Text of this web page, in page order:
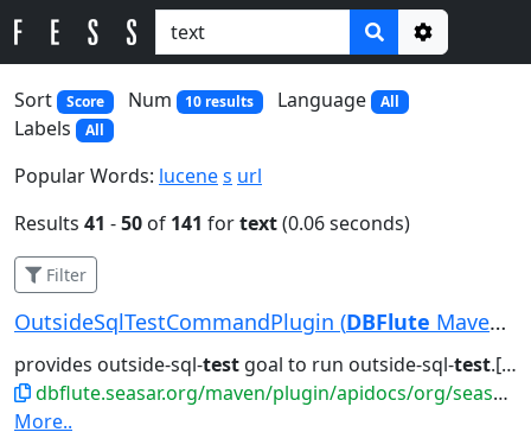
Options
Sort
Score Num 10 results Language All
Labels All
Popular Words: lucenes url
Results 41 -50 of 141 fortext(0.06 seconds)
Filter
OutsideSqlTestCommandPlugin (DBFlute Maven Plug...
provides outside-sql-test goal to run outside-sql-test.[sh|bat]. 作成者:...
dbflute.seasar.org/maven/plugin/apidocs/org/seasar/dbflute/maven/plugin/OutsideSqlTestCommandPlug...
More..